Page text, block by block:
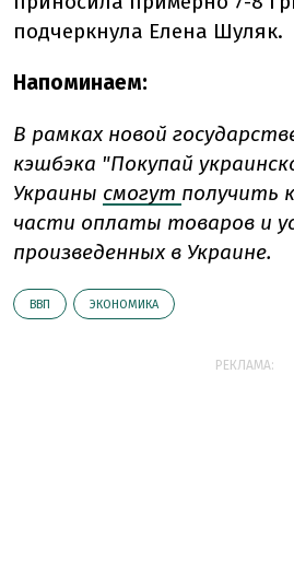
подчеркнула Елена Шуляк.
Напоминаем:
В рамках новой
кэшбэка "Покупай
Украины смогут получить
части оплаты товаров и
произведенных в Украине.
ВВП ЭКОНОМИКА
РЕКЛАМА: